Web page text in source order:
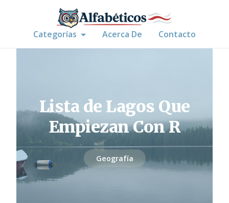
Categorías Acerca De Contacto
Lista de Lagos Que
Empiezan Con R
Geografía